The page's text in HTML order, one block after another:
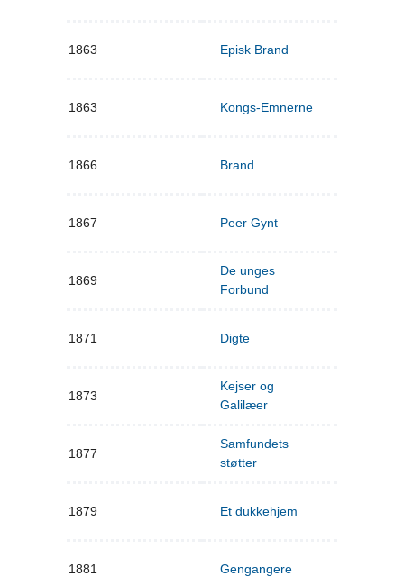
1863 Episk Brand
1863 Kongs-Emnerne
1866 Brand
1867 Peer Gynt
1869
De unges
Forbund
1871 Digte
1873
Kejser og
Galilæer
1877
Samfundets
støtter
1879 Et dukkehjem
1881 Gengangere